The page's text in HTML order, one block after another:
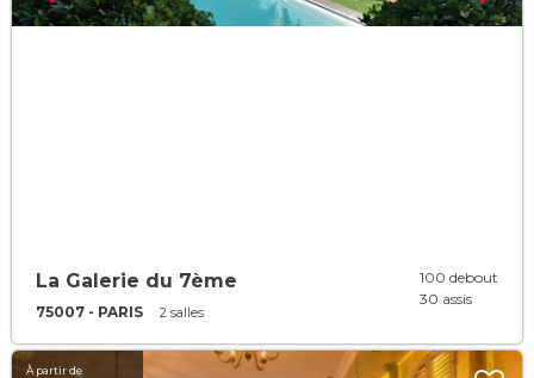
La Galerie du 7ème
75007 - PARIS 2 salles
100 debout
30 assis
À partir de